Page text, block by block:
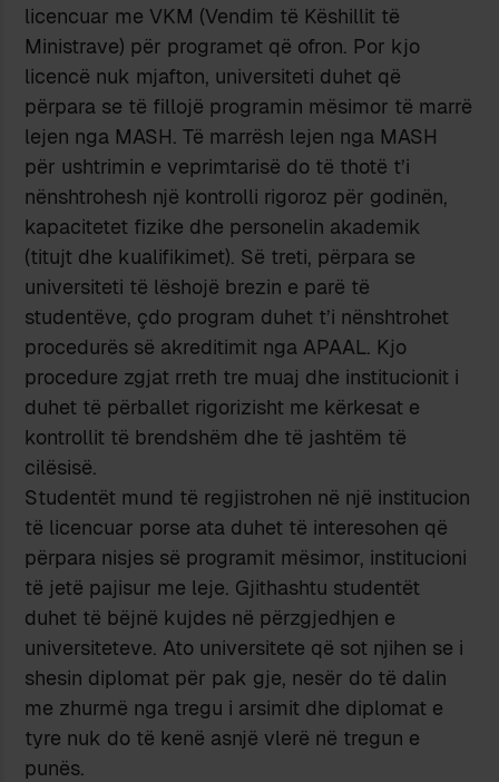
licencuar me VKM (Vendim të Këshillit të
Ministrave) për programet që ofron. Por kjo
licencë nuk mjafton, universiteti duhet që
përpara se të fillojë programin mësimor të marrë
lejen nga MASH. Të marrësh lejen nga MASH
për ushtrimin e veprimtarisë do të thotë t’i
nënshtrohesh një kontrolli rigoroz për godinën,
kapacitetet fizike dhe personelin akademik
(titujt dhe kualifikimet). Së treti, përpara se
universiteti të lëshojë brezin e parë të
studentëve, çdo program duhet t’i nënshtrohet
procedurës së akreditimit nga APAAL. Kjo
procedure zgjat rreth tre muaj dhe institucionit i
duhet të përballet rigorizisht me kërkesat e
kontrollit të brendshëm dhe të jashtëm të
cilësisë.
Studentët mund të regjistrohen në një institucion
të licencuar porse ata duhet të interesohen që
përpara nisjes së programit mësimor, institucioni
të jetë pajisur me leje. Gjithashtu studentët
duhet të bëjnë kujdes në përzgjedhjen e
universiteteve. Ato universitete që sot njihen se i
shesin diplomat për pak gje, nesër do të dalin
me zhurmë nga tregu i arsimit dhe diplomat e
tyre nuk do të kenë asnjë vlerë në tregun e
punës.